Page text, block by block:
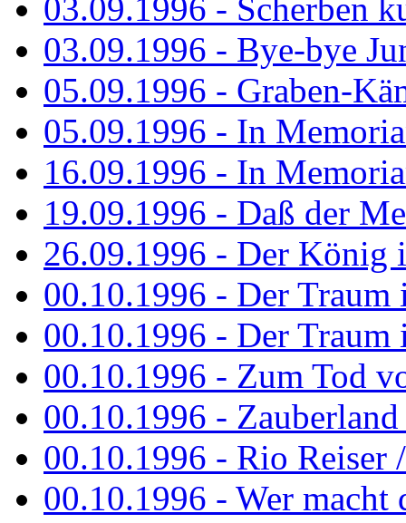
03.09.1996 - Scherben
03.09.1996 - Bye-bye
05.09.1996 - Graben-
05.09.1996 - In
16.09.1996 - In
19.09.1996 - Daß der
26.09.1996 - Der König
00.10.1996 - Der Traum
00.10.1996 - Der Traum
00.10.1996 - Zum Tod
00.10.1996 -
00.10.1996 - Rio Reiser
00.10.1996 - Wer macht